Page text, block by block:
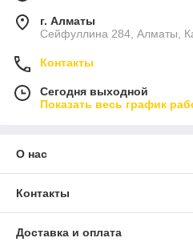
г. Алматы
Сейфуллина 284, Алматы,
Контакты
Сегодня выходной
Показать весь график
О нас
Контакты
Доставка и оплата